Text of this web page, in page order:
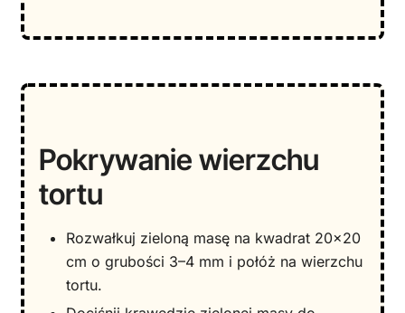
Pokrywanie wierzchu
tortu
Rozwałkuj zieloną masę na kwadrat 20×20
cm o grubości 3–4 mm i połóż na wierzchu
tortu.